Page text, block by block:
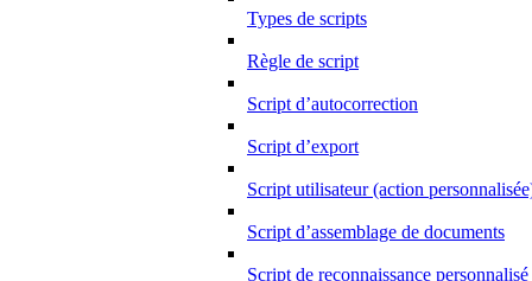
Types de scripts
Règle de script
Script d’autocorrection
Script d’export
Script utilisateur (action
Script d’assemblage de documents
Script de reconnaissance personnalisé